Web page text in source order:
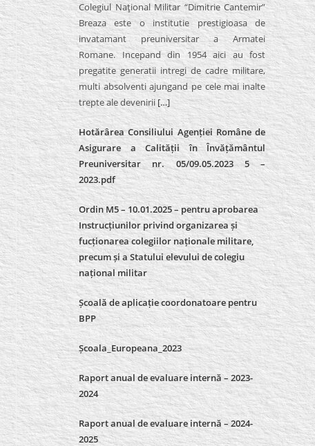
Colegiul Naţional Militar “Dimitrie Cantemir”
Breaza este o institutie prestigioasa de
invatamant preuniversitar a Armatei
Romane. Incepand din 1954 aici au fost
pregatite generatii intregi de cadre militare,
multi absolventi ajungand pe cele mai inalte
trepte ale devenirii […]
Hotărârea Consiliului Agenției Române de
Asigurare a Calității în Învățământul
Preuniversitar nr. 05/09.05.2023 5 –
2023.pdf
Ordin M5 – 10.01.2025 – pentru aprobarea
Instrucțiunilor privind organizarea și
fucționarea colegiilor naționale militare,
precum și a Statului elevului de colegiu
național militar
Școală de aplicație coordonatoare pentru
BPP
Școala_Europeana_2023
Raport anual de evaluare internă – 2023-
2024
Raport anual de evaluare internă –2024-
2025